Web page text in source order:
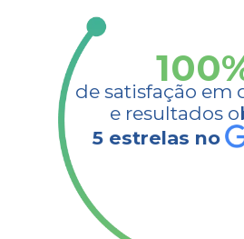
100
de satisfação em
e resultados
5 estrelas no